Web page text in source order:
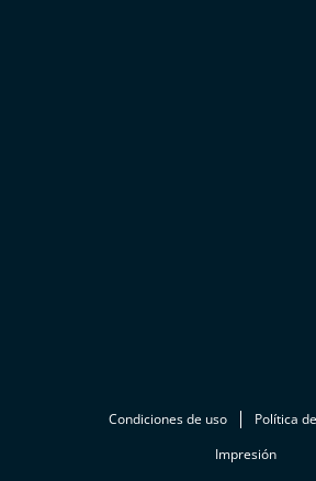
Condiciones de uso
Política
Impresión